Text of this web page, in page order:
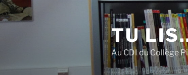
Aller
au
TU
Au CDI du Collège